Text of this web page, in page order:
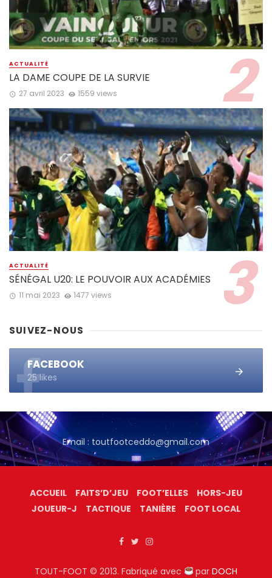
ACTUALITÉ
LA DAME COUPE DE LA SURVIE
27 avril 2023 1559 views
ACTUALITÉ
SÉNÉGAL U20: LE POUVOIR AUX ACADÉMIES
11 mai 2023 1477 views
SUIVEZ-NOUS
FACEBOOK
25 likes
Email : toutfootceddo@gmail.com
ACCUEIL FAITS’D’JEU FOOT’ELLES
HORS-JEU
JOUEUR-J
TACTIQUE TANIÈRE FOOT LOCAL
TOUT-FOOT © 2013. Fabriqué avec parDOCH